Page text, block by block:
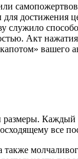
Акт
вашего
все